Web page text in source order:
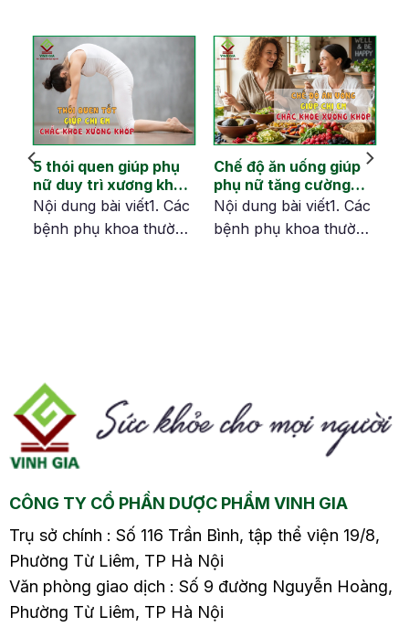
5 thói quen giúp phụ
nữ duy trì xương khớp
dẻo dai sau tuổi 40
Nội dung bài viết1. Các
bệnh phụ khoa thường
Viêm âm đạo1.6. Viêm
lộ tuyến cổ tử cung1.7.
Viêm phần phụ mãn
tính1.8. Sa sinh dục, sa
Chế độ ăn uống giúp
phụ nữ tăng cường
xương khớp khỏe
mạnh từ bên trong
Nội dung bài viết1. Các
bệnh phụ khoa thường
lộ tuyến cổ tử cung1.7.
Viêm phần phụ mãn
tính1.8. Sa sinh dục, sa
CÔNG TY CỔ PHẦN DƯỢC PHẨM VINH GIA
Trụ sở chính : Số 116 Trần Bình, tập thể viện 19/8,
Phường Từ Liêm, TP Hà Nội
Văn phòng giao dịch : Số 9 đường Nguyễn Hoàng,
Phường Từ Liêm, TP Hà Nội